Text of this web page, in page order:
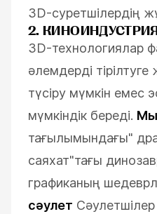
3D-суретшілердің
2. КИНОИНДУСТРИЯ
3D-технологиялар
әлемдерді
түсіру мүмкін емес
мүмкіндік береді.
тағылымындағы"
саяхат"тағы
графиканың
сәулет